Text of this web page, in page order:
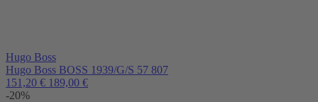
Hugo Boss
Hugo Boss BOSS 1939/G/S 57 807
151,20 € 189,00 €
-20%